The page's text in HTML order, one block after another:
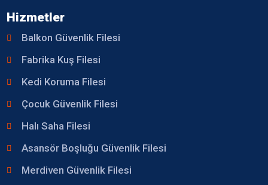
Hizmetler
Balkon Güvenlik Filesi
Fabrika Kuş Filesi
Kedi Koruma Filesi
Çocuk Güvenlik Filesi
Halı Saha Filesi
Asansör Boşluğu Güvenlik Filesi
Merdiven Güvenlik Filesi